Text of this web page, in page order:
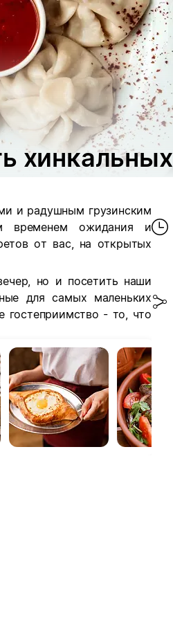
хинкальных
и радушным грузинским
временем ожидания и
от вас, на открытых
но и посетить наши
для самых маленьких
гостеприимство - то, что